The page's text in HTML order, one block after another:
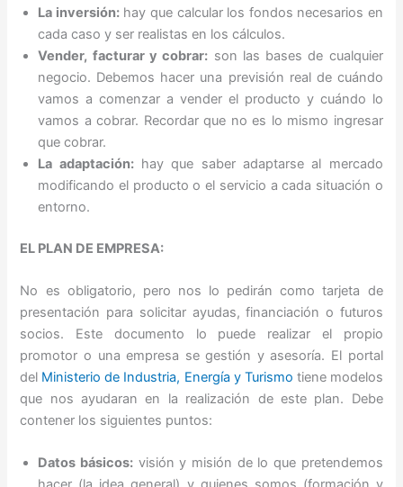
La inversión:hay que calcular los fondos necesarios en
cada caso y ser realistas en los cálculos.
Vender, facturar y cobrar: son las bases de cualquier
negocio. Debemos hacer una previsión real de cuándo
vamos a comenzar a vender el producto y cuándo lo
vamos a cobrar. Recordar que no es lo mismo ingresar
que cobrar.
La adaptación:hay que saber adaptarse al mercado
modificando el producto o el servicio a cada situación o
entorno.
EL PLAN DE EMPRESA:
No es obligatorio, pero nos lo pedirán como tarjeta de
presentación para solicitar ayudas, financiación o futuros
socios. Este documento lo puede realizar el propio
promotor o una empresa se gestión y asesoría. El portal
del Ministerio de Industria, Energía y Turismo tiene modelos
que nos ayudaran en la realización de este plan. Debe
contener los siguientes puntos:
Datos básicos: visión y misión de lo que pretendemos